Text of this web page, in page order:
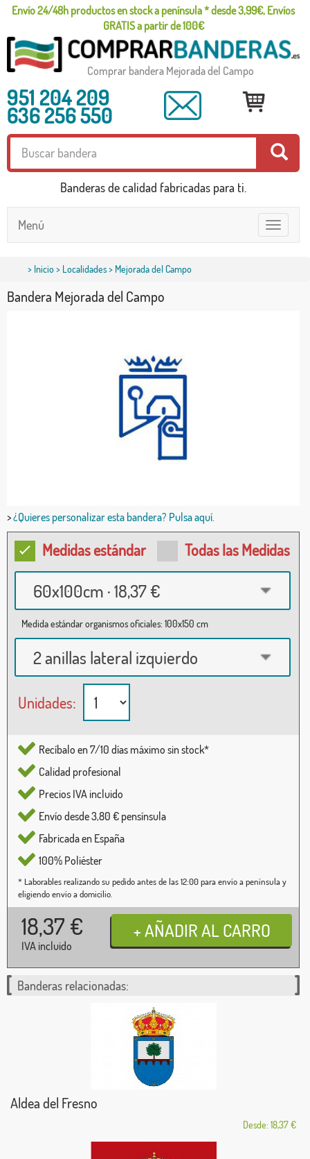
Envío 24/48h productos en stock a península * desde 3,99€, Envíos
GRATIS a partir de 100€
Comprar bandera Mejorada del Campo
951 204 209
636 256 550
Banderas de calidad fabricadas para ti.
Toggle
navigation
Menú
> Inicio> Localidades> Mejorada del Campo
Bandera Mejorada del Campo
>¿Quieres personalizar esta bandera? Pulsa aquí.
Medidas estándar Todas las Medidas
60x100cm · 18,37 €
Medida estándar organismos oficiales: 100x150 cm
2 anillas lateral izquierdo
Unidades:
Recíbalo en 7/10 días máximo sin stock*
Calidad profesional
Precios IVA incluido
Envío desde 3,80 € pensínsula
Fabricada en España
100% Poliéster
* Laborables realizando su pedido antes de las 12:00 para envío a península y
eligiendo envío a domicilio.
18,37 €
IVA incluido
Banderas relacionadas:
Aldea del Fresno
Desde: 18,37 €